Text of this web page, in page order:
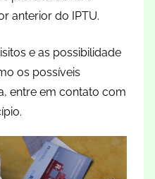
anterior do IPTU.
e as possibilidade
os possíveis
entre em contato com